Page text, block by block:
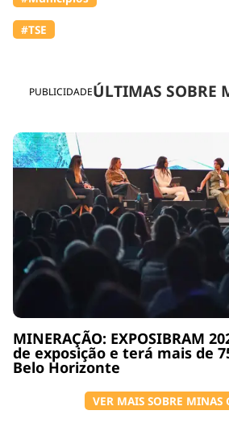
PUBLICIDADEÚLTIMAS SOBRE
MINERAÇÃO: EXPOSIBRAM
de exposição e terá mais de
Belo Horizonte
VER MAIS SOBRE MINAS
#TSE